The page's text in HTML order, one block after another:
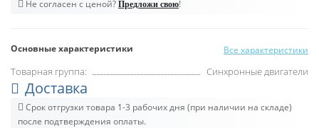
Не согласен с ценой? Предложи свою!
Основные характеристики Все характеристики
Товарная группа: Синхронные двигатели
Доставка
Срок отгрузки товара 1-3 рабочих дня (при наличии на складе)
после подтверждения оплаты.